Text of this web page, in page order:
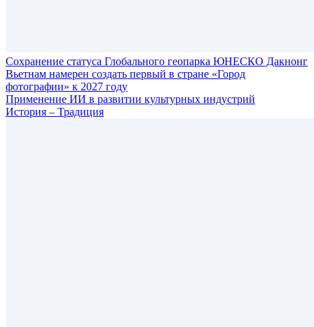
Сохранение статуса Глобального геопарка ЮНЕСКО Дакнонг
Вьетнам намерен создать первый в стране «Город
фотографии» к 2027 году
Применение ИИ в развитии культурных индустрий
История – Традиция